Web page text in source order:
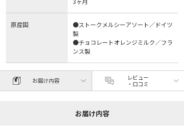
原産国
●ストークメルシーアソート／ドイツ
製
●チョコレートオレンジミルク／フラ
ンス製
お届け内容
レビュー
・口コミ
お届け内容